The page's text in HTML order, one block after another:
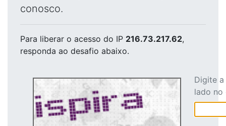
conosco.
Para liberar o acesso do IP 216.73.217.62,
responda ao desafio abaixo.
Digite
lado no